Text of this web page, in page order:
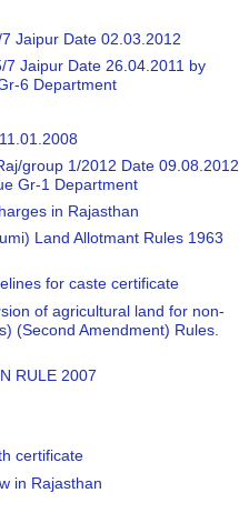
Jaipur Date 02.03.2012
Jaipur Date 26.04.2011 by
6 Department
group 1/2012 Date 09.08.2012
Gr-1 Department
in Rajasthan
Land Allotmant Rules 1963
for caste certificate
of agricultural land for non-
(Second Amendment) Rules.
RULE 2007
certificate
in Rajasthan